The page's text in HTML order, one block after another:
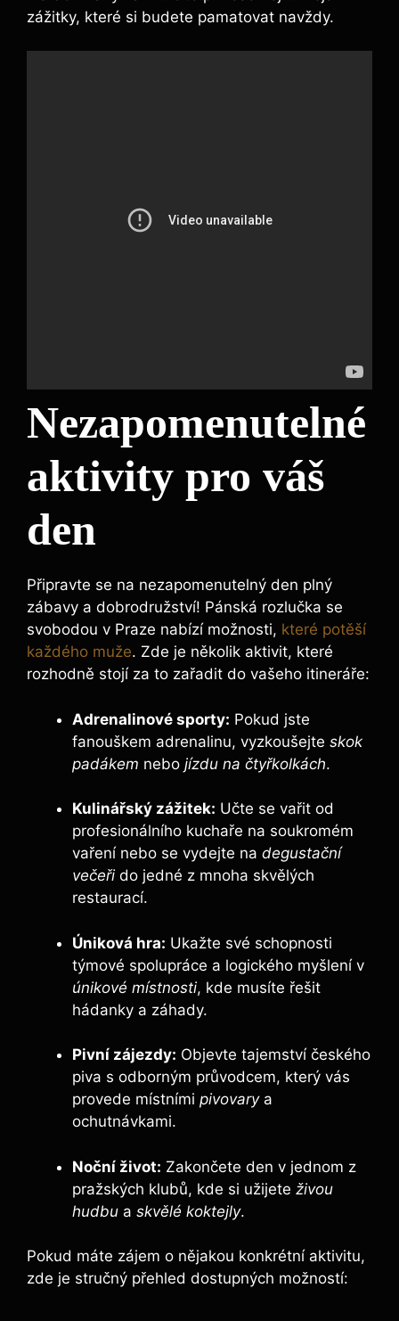
⁢zážitky, které si budete pamatovat ‌navždy.
Nezapomenutelné
aktivity pro váš
den
Připravte se na nezapomenutelný den plný
zábavy a dobrodružství! Pánská rozlučka se
svobodou v Praze nabízí možnosti, které potěší
každého muže. Zde je ‍několik ⁣aktivit, které
rozhodně stojí za to zařadit do vašeho itineráře:
Adrenalinové sporty: Pokud jste
fanouškem adrenalinu, vyzkoušejte skok
padákem nebo jízdu na čtyřkolkách.
Kulinářský zážitek: Učte se ​vařit od
‍profesionálního kuchaře‍ na soukromém
vaření nebo se vydejte na degustační
večeřido jedné z mnoha skvělých
restaurací.
Úniková hra: Ukažte ‌své⁤ schopnosti
týmové spolupráce a logického myšlení v
únikové místnosti, kde musíte řešit
hádanky a záhady.
Pivní zájezdy: Objevte tajemství českého
piva s odborným průvodcem, který vás
provede místními pivovarya
ochutnávkami.
Noční život: Zakončete ‌den v jednom z
pražských klubů, kde si užijete živou
hudbu a skvělé koktejly.
Pokud máte zájem o nějakou konkrétní aktivitu,
zde je stručný přehled dostupných možností: